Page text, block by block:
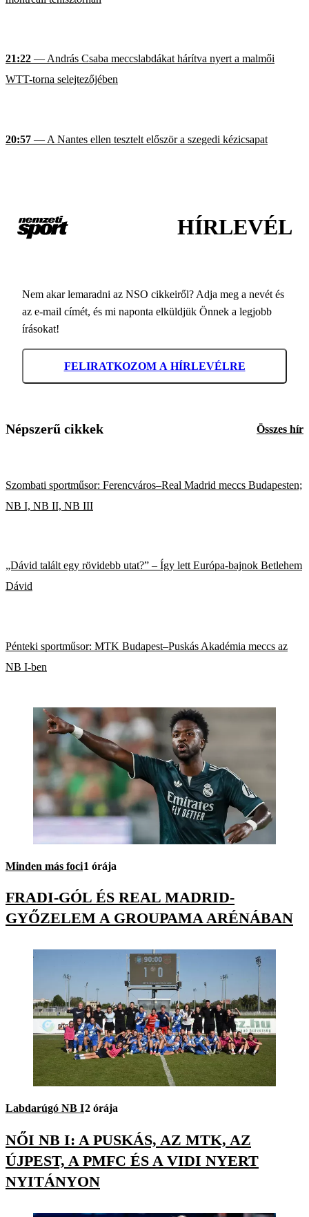
21:22 — András Csaba meccslabdákat hárítva nyert a malmői
WTT-torna selejtezőjében
20:57 — A Nantes ellen tesztelt először a szegedi kézicsapat
HÍRLEVÉL
Nem akar lemaradni az NSO cikkeiről? Adja meg a nevét és
az e-mail címét, és mi naponta elküldjük Önnek a legjobb
írásokat!
FELIRATKOZOM A HÍRLEVÉLRE
Népszerű cikkek Összes hír
Szombati sportműsor: Ferencváros–Real Madrid meccs Budapesten;
NB I, NB II, NB III
„Dávid talált egy rövidebb utat?” – Így lett Európa-bajnok Betlehem
Dávid
Pénteki sportműsor: MTK Budapest–Puskás Akadémia meccs az
NB I-ben
Minden más foci1 órája
FRADI-GÓL ÉS REAL MADRID-
GYŐZELEM A GROUPAMA ARÉNÁBAN
Labdarúgó NB I2 órája
NŐI NB I: A PUSKÁS, AZ MTK, AZ
ÚJPEST, A PMFC ÉS A VIDI NYERT
NYITÁNYON